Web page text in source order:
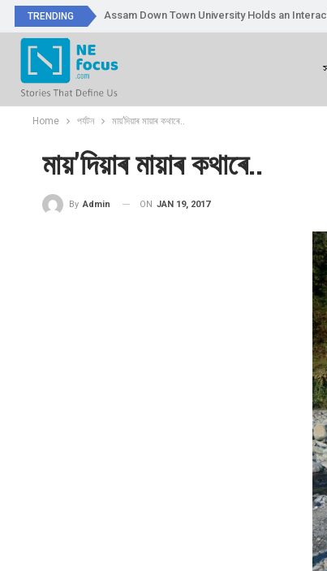
TRENDING Assam Down Town University Holds an
Home পৰ্যটন মায়’দিয়াৰ মায়াৰ কথাৰে..
মায়’দিয়াৰ মায়াৰ কথাৰে..
By Admin ON JAN 19, 2017